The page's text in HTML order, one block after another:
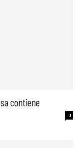
contiene
0